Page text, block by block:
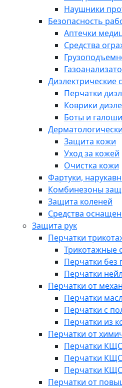
Наушники
Безопасность
Аптечки
Средства
Диэлектрические
Перчатки
Коврики
Боты и
Защита кожи
Уход за кожей
Очистка кожи
Фартуки,
Комбинезоны
Защита коленей
Средства
Защита рук
Перчатки
Трикотажные
Перчатки без
Перчатки
Перчатки от
Перчатки
Перчатки с
Перчатки из
Перчатки от
Перчатки
Перчатки
Перчатки
Перчатки от